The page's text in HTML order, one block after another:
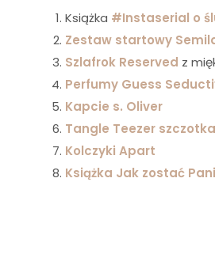
Książka #Instaserial o
Zestaw startowy
Szlafrok Reserved z
Perfumy Guess
Kapcie s. Oliver
Tangle Teezer
Kolczyki Apart
Książka Jak zostać